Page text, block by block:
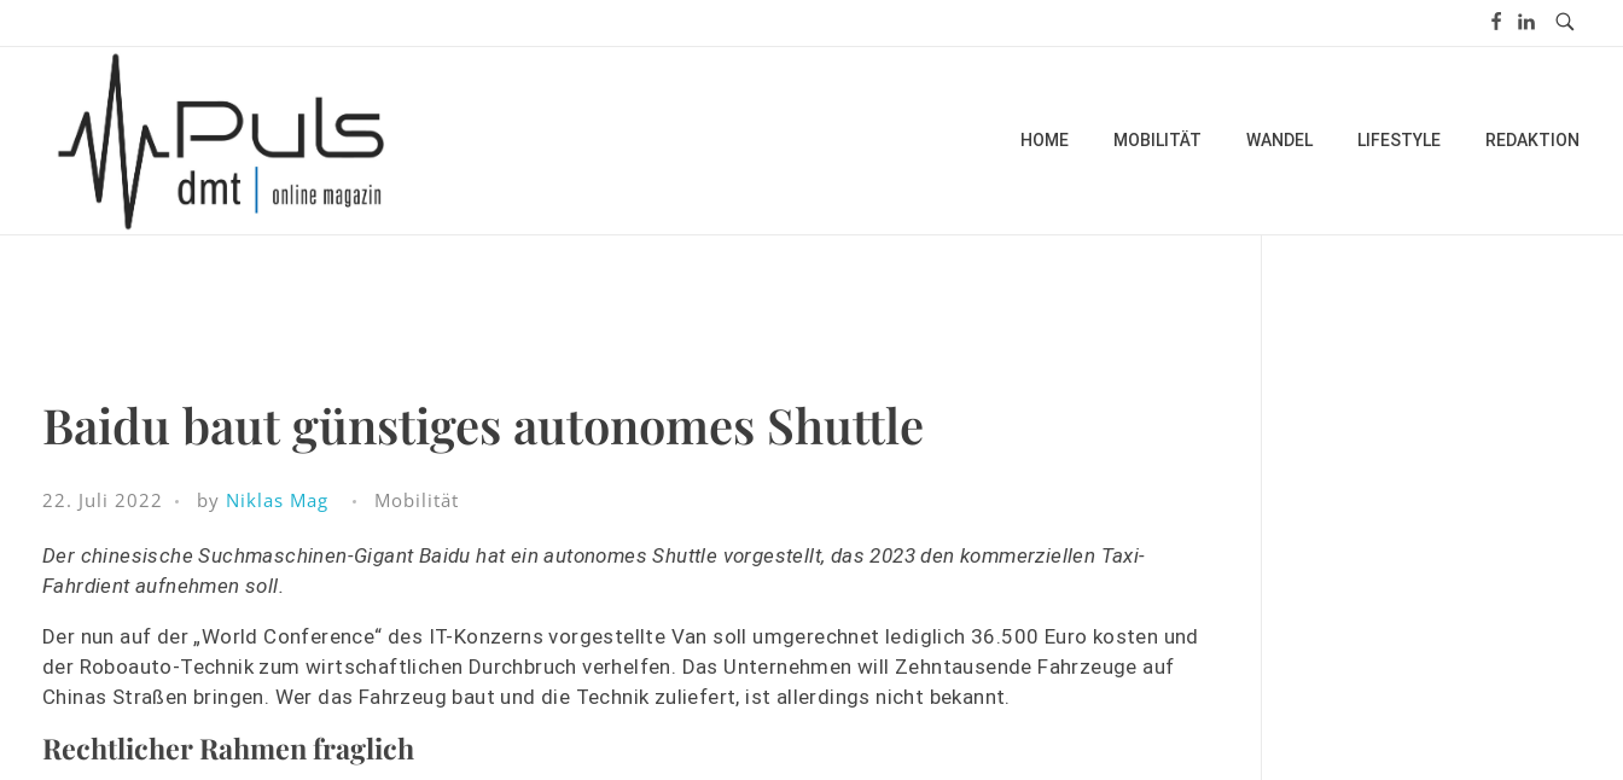
HOME MOBILITÄT WANDEL LIFESTYLE REDAKTION
Baidu baut günstiges autonomes Shuttle
22. Juli 2022 by Niklas Mag Mobilität
Der chinesische Suchmaschinen-Gigant Baidu hat ein autonomes Shuttle vorgestellt, das 2023 den kommerziellen Taxi-
Fahrdient aufnehmen soll.
Der nun auf der „World Conference“ des IT-Konzerns vorgestellte Van soll umgerechnet lediglich 36.500 Euro kosten und
der Roboauto-Technik zum wirtschaftlichen Durchbruch verhelfen. Das Unternehmen will Zehntausende Fahrzeuge auf
Chinas Straßen bringen. Wer das Fahrzeug baut und die Technik zuliefert, ist allerdings nicht bekannt.
Rechtlicher Rahmen fraglich